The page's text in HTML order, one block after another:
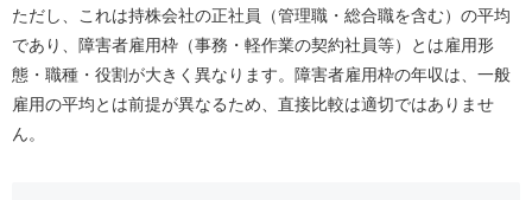
ただし、これは持株会社の正社員（管理職・総合職を含む）の平均
であり、障害者雇用枠（事務・軽作業の契約社員等）とは雇用形
態・職種・役割が大きく異なります。障害者雇用枠の年収は、一般
雇用の平均とは前提が異なるため、直接比較は適切ではありませ
ん。